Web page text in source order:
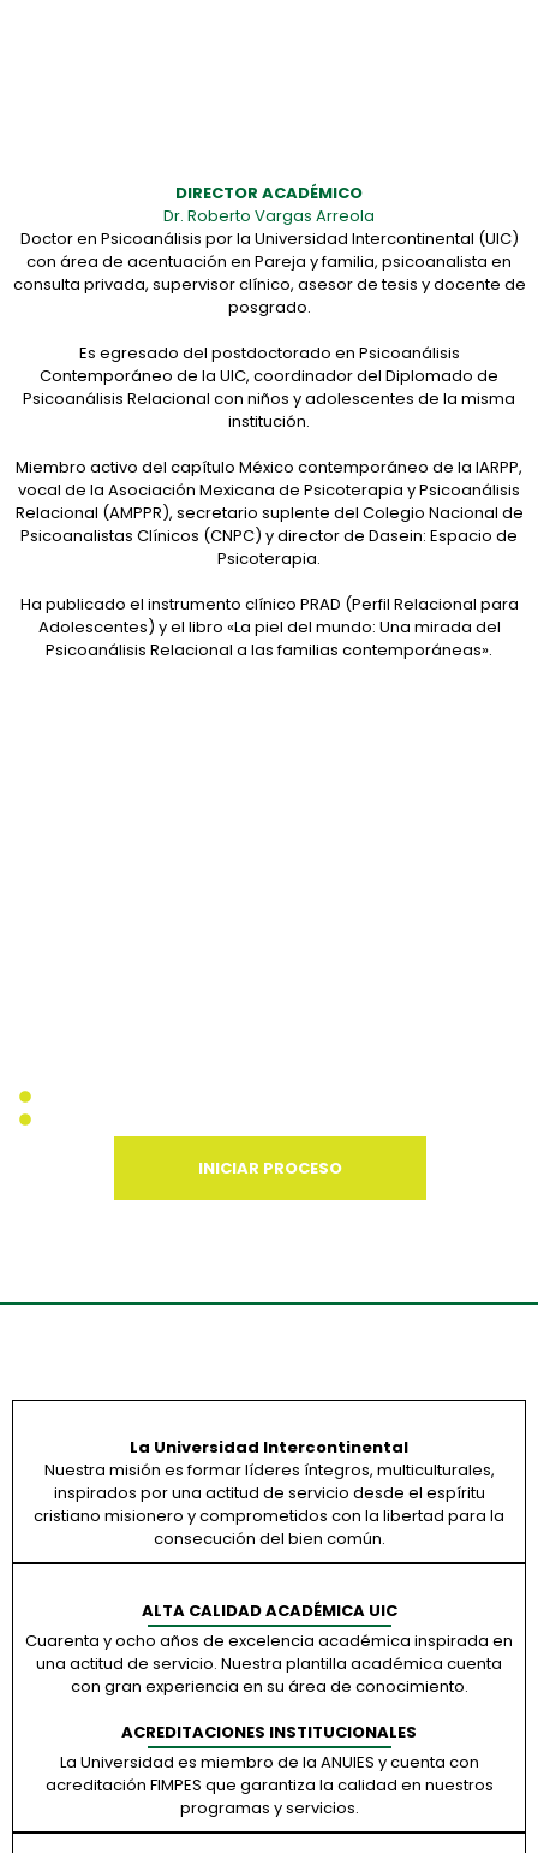
DIRECTOR ACADÉMICO
Dr. Roberto Vargas Arreola
Doctor en Psicoanálisis por la Universidad Intercontinental (UIC)
con área de acentuación en Pareja y familia, psicoanalista en
consulta privada, supervisor clínico, asesor de tesis y docente de
posgrado.
Es egresado del postdoctorado en Psicoanálisis
Contemporáneo de la UIC, coordinador del Diplomado de
Psicoanálisis Relacional con niños y adolescentes de la misma
institución.
Miembro activo del capítulo México contemporáneo de la IARPP,
vocal de la Asociación Mexicana de Psicoterapia y Psicoanálisis
Relacional (AMPPR), secretario suplente del Colegio Nacional de
Psicoanalistas Clínicos (CNPC) y director de Dasein: Espacio de
Psicoterapia.
Ha publicado el instrumento clínico PRAD (Perfil Relacional para
Adolescentes) y el libro «La piel del mundo: Una mirada del
Psicoanálisis Relacional a las familias contemporáneas».
INICIAR PROCESO
La Universidad Intercontinental
Nuestra misión es formar líderes íntegros, multiculturales,
inspirados por una actitud de servicio desde el espíritu
cristiano misionero y comprometidos con la libertad para la
consecución del bien común.
ALTA CALIDAD ACADÉMICA UIC
Cuarenta y ocho años de excelencia académica inspirada en
una actitud de servicio. Nuestra plantilla académica cuenta
con gran experiencia en su área de conocimiento.
ACREDITACIONES INSTITUCIONALES
La Universidad es miembro de la ANUIES y cuenta con
acreditación FIMPES que garantiza la calidad en nuestros
programas y servicios.